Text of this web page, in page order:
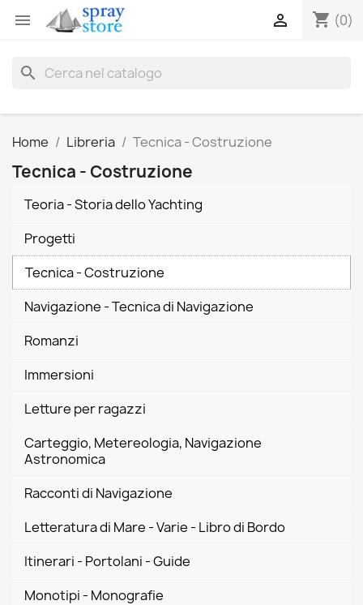
 shopping_cart (0)

search
Home Libreria Tecnica - Costruzione
Tecnica - Costruzione
Teoria - Storia dello Yachting
Progetti
Tecnica - Costruzione
Navigazione - Tecnica di Navigazione
Romanzi
Immersioni
Letture per ragazzi
Carteggio, Metereologia, Navigazione
Astronomica
Racconti di Navigazione
Letteratura di Mare - Varie - Libro di Bordo
Itinerari - Portolani - Guide
Monotipi - Monografie